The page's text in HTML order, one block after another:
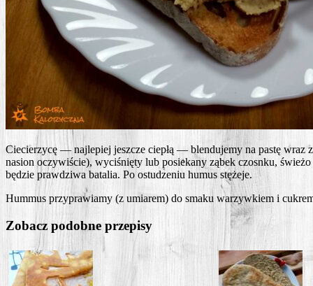
Cie­cie­rzy­cę — naj­le­piej jesz­cze cie­płą — blen­du­je­my na pastę wraz
nasion oczy­wi­ście), wyci­śnię­ty lub posie­ka­ny ząbek czosn­ku,
będzie praw­dzi­wa bata­lia. Po ostu­dze­niu humus stężeje.
Hum­mus przy­pra­wia­my (z umia­rem) do sma­ku warzyw­kiem i
Zobacz podobne przepisy